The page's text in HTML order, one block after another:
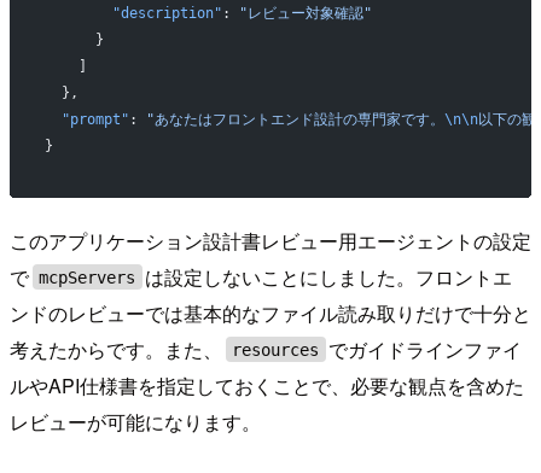
        "description"
:
"レビュー対象確認"
      }
  },
  "prompt"
: "あなたはフロントエンド設計の専門家です。 \n\n以下の観
}
このアプリケーション設計書レビュー用エージェントの設定
で mcpServers
は設定しないことにしました。フロントエ
ンドのレビューでは基本的なファイル読み取りだけで十分と
考えたからです。また、
resources
でガイドラインファイ
ルやAPI仕様書を指定しておくことで、必要な観点を含めた
レビューが可能になります。